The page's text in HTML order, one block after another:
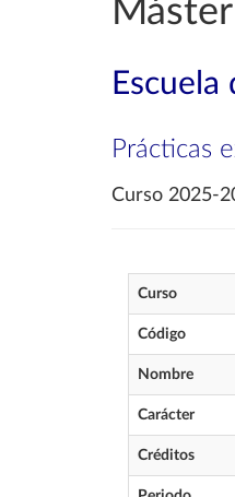
Prácticas
Curso 2025-
Curso
Código
Nombre
Carácter
Créditos